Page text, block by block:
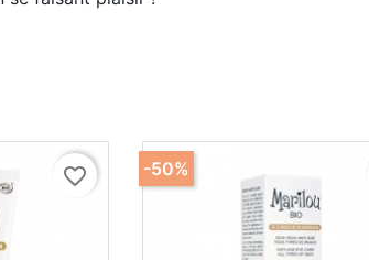
favorite_border -50%